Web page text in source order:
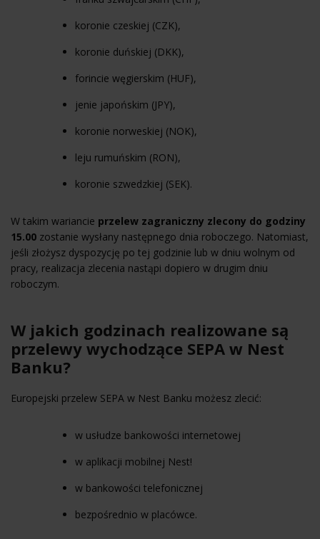
koronie czeskiej (CZK),
koronie duńskiej (DKK),
forincie węgierskim (HUF),
jenie japońskim (JPY),
koronie norweskiej (NOK),
leju rumuńskim (RON),
koronie szwedzkiej (SEK).
W takim wariancie przelew zagraniczny zlecony do godziny
15.00 zostanie wysłany następnego dnia roboczego. Natomiast,
jeśli złożysz dyspozycję po tej godzinie lub w dniu wolnym od
pracy, realizacja zlecenia nastąpi dopiero w drugim dniu
roboczym.
W jakich godzinach realizowane są
przelewy wychodzące SEPA w Nest
Banku?
Europejski przelew SEPA w Nest Banku możesz zlecić:
w usłudze bankowości internetowej
w aplikacji mobilnej Nest!
w bankowości telefonicznej
bezpośrednio w placówce.